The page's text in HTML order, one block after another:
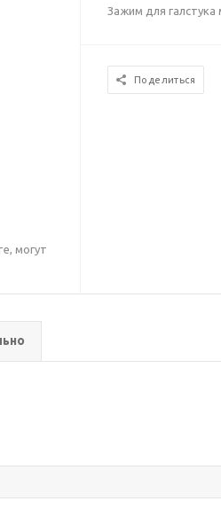
могут
Зажим для
Поделиться